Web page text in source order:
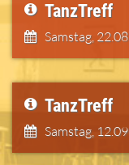
TanzTreff
Samstag,
TanzTreff
Samstag,